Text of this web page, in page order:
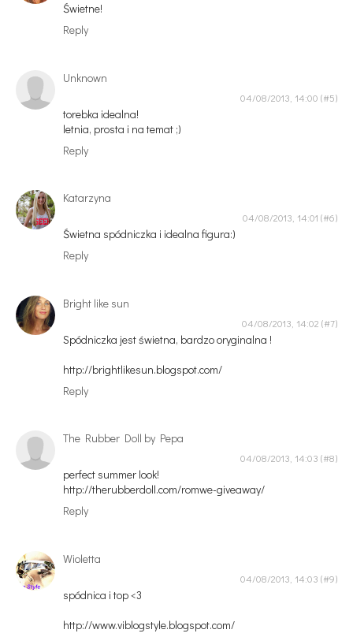
Świetne!
Reply
Unknown
04/08/2013, 14:00
torebka idealna!
letnia, prosta i na temat ;)
Reply
Katarzyna
04/08/2013, 14:01
Świetna spódniczka i idealna figura:)
Reply
Bright like sun
04/08/2013, 14:02
Spódniczka jest świetna, bardzo oryginalna !
http://brightlikesun.blogspot.com/
Reply
The Rubber Doll by Pepa
04/08/2013, 14:03
perfect summer look!
http://therubberdoll.com/romwe-giveaway/
Reply
Wioletta
04/08/2013, 14:03
spódnica i top <3
http://www.viblogstyle.blogspot.com/